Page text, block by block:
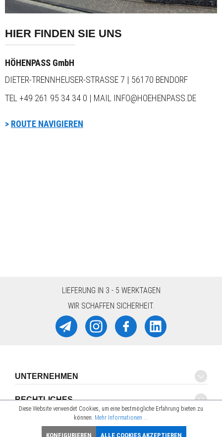
HIER FINDEN SIE UNS
HÖHENPASS GmbH
DIETER-TRENNHEUSER-STRASSE 7 | 56170 BENDORF
TEL +49 261 95 34 34 0 | MAIL INFO@HOEHENPASS.DE
> ROUTE NAVIGIEREN
LIEFERUNG IN 3 - 5 WERKTAGEN
WIR SCHAFFEN SICHERHEIT.
UNTERNEHMEN
RECHTLICHES
Diese Website verwendet Cookies, um eine bestmögliche Erfahrung bieten zu
können. Mehr Informationen ...
KONFIGURIEREN ALLE COOKIES AKZEPTIEREN